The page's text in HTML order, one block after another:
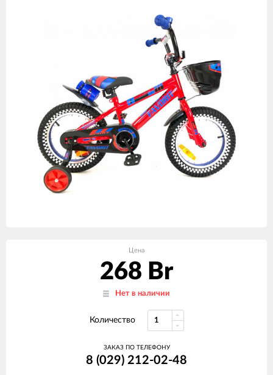
Цена
268 Br
Нет в наличии
Количество
ЗАКАЗ ПО ТЕЛЕФОНУ
8 (029) 212-02-48